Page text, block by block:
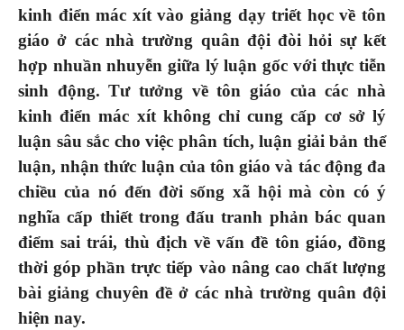
kinh điển mác xít vào giảng dạy triết học về tôn
giáo ở các nhà trường quân đội đòi hỏi sự kết
hợp nhuần nhuyễn giữa lý luận gốc với thực tiễn
sinh động. Tư tưởng về tôn giáo của các nhà
kinh điển mác xít không chỉ cung cấp cơ sở lý
luận sâu sắc cho việc phân tích, luận giải bản thể
luận, nhận thức luận của tôn giáo và tác động đa
chiều của nó đến đời sống xã hội mà còn có ý
nghĩa cấp thiết trong đấu tranh phản bác quan
điểm sai trái, thù địch về vấn đề tôn giáo, đồng
thời góp phần trực tiếp vào nâng cao chất lượng
bài giảng chuyên đề ở các nhà trường quân đội
hiện nay.